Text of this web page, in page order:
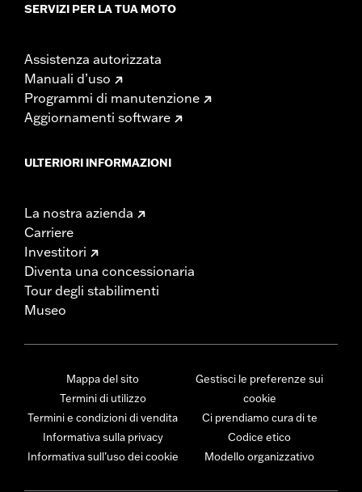
SERVIZI PER LA TUA MOTO
Assistenza autorizzata
Manuali d’uso
Programmi di manutenzione
Aggiornamenti software
ULTERIORI INFORMAZIONI
La nostra azienda
Carriere
Investitori
Diventa una concessionaria
Tour degli stabilimenti
Museo
Mappa del sito
Termini di utilizzo
Termini e condizioni di vendita
Informativa sulla privacy
Informativa sull’uso dei cookie
Gestisci le preferenze sui
cookie
Ci prendiamo cura di te
Codice etico
Modello organizzativo